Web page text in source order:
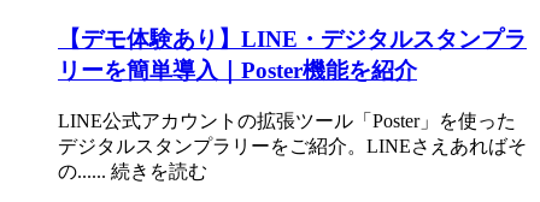
【デモ体験あり】LINE・デジタルスタンプラ
リーを簡単導入｜Poster機能を紹介
LINE公式アカウントの拡張ツール「Poster」を使った
デジタルスタンプラリーをご紹介。LINEさえあればそ
の...... 続きを読む